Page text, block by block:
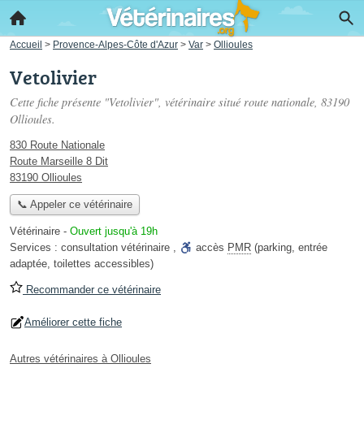
Accueil > Provence-Alpes-Côte d'Azur > Var > Ollioules
Vetolivier
Cette fiche présente "Vetolivier", vétérinaire situé route nationale, 83190
Ollioules.
830 Route Nationale
Route Marseille 8 Dit
83190 Ollioules
📞 Appeler ce vétérinaire
Vétérinaire - Ouvert jusqu'à 19h
Services : consultation vétérinaire , accès PMR (parking, entrée
adaptée, toilettes accessibles)
Recommander ce vétérinaire
Améliorer cette fiche
Autres vétérinaires à Ollioules